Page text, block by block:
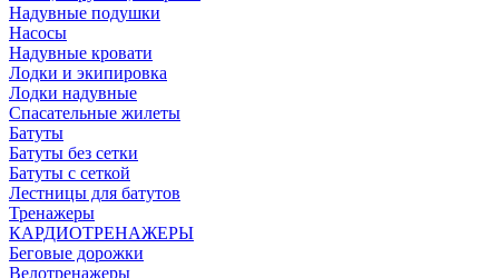
Надувные подушки
Насосы
Надувные кровати
Лодки и экипировка
Лодки надувные
Спасательные жилеты
Батуты
Батуты без сетки
Батуты с сеткой
Лестницы для батутов
Тренажеры
КАРДИОТРЕНАЖЕРЫ
Беговые дорожки
Велотренажеры